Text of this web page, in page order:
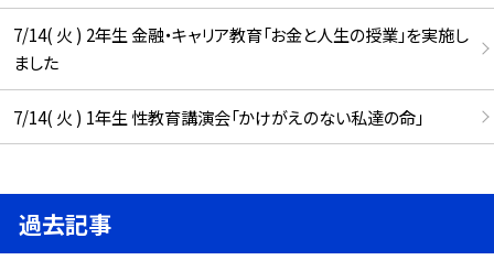
7/14( 火 ) 2年生 金融・キャリア教育「お金と人生の授業」を実施し
ました
7/14( 火 ) 1年生 性教育講演会「かけがえのない私達の命」
過去記事